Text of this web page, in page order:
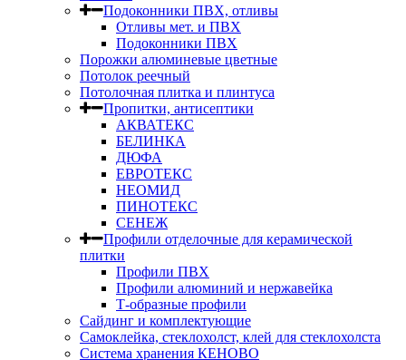
Подоконники ПВХ, отливы
Отливы мет. и ПВХ
Подоконники ПВХ
Порожки алюминевые цветные
Потолок реечный
Потолочная плитка и плинтуса
Пропитки, антисептики
АКВАТЕКС
БЕЛИНКА
ДЮФА
ЕВРОТЕКС
НЕОМИД
ПИНОТЕКС
СЕНЕЖ
Профили отделочные для керамической
плитки
Профили ПВХ
Профили алюминий и нержавейка
Т-образные профили
Сайдинг и комплектующие
Самоклейка, стеклохолст, клей для стеклохолста
Система хранения КЕНОВО